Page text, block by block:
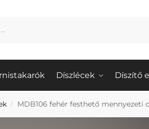
Díszlécek Díszítő
/ MDB106 fehér festhető mennyezeti